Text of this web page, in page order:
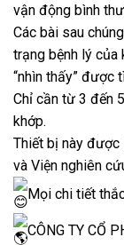
vận động bình
Các bài sau
trạng bệnh lý của
“nhìn thấy” được
Chỉ cần từ 3 đến
khớp.
Thiết bị này
và Viện nghiên
Mọi chi tiết
CÔNG TY CỔ